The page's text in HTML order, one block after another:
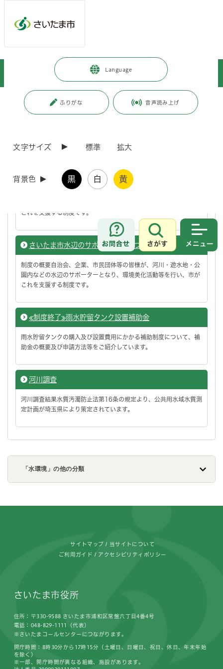
Language
ふりがな 音声読み上げ
文字サイズ 標準 拡大
背景色 黒 白 黄
お問合せ
さがす
暮らし・手続き > 環境保全
>
ページ番号：J003235
さいたま市の水環境に係る施策を推進しています。
水辺の環境美化活動を支援しています！
これを支援する制度です。
さいたま市水辺のサポート制度について
制度の概要自治会、企業、市民団体等の皆様が、河川・遊水地・公
園内などの水辺のサポーターとなり、環境美化活動等を行い、市が
これを支援する制度です。
≪制度終了≫雨水貯留タンク設置補助金
雨水貯留タンクの購入及び設置費用にかかる補助制度について、補
助金の概要及び申請方法等をご紹介しています。
河川調査
河川調査結果水質汚濁防止法第16条の規定より、公共用水域水質測
定計画が埼玉県により策定されています。
「水環境」の他の分類
サイトマップ 当サイトについて
ご利用ガイド アクセシビリティポリシー
さいたま市役所
住所：〒330-9588 さいたま市浦和区常盤六丁目4番4号
電話：048-829-1111（代表）
※さいたまコールセンターにつながります。
開庁時間：8時30分から17時15分（土曜日、日曜日、祝日、休日、年末年始
を除く）
※一部、開庁時間が異なる組織、施設があります。